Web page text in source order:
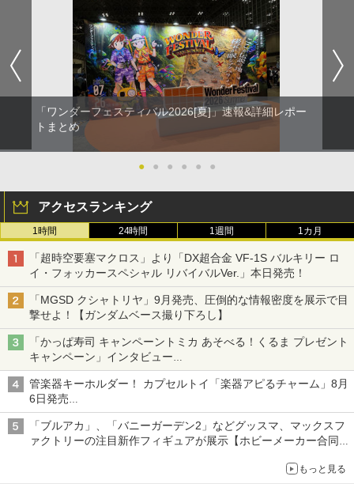
「ワンダーフェスティバル2026[夏]」速報&詳細レポー
トまとめ
● ● ● ● ● ●
アクセスランキング
1時間 24時間 1週間 1カ月
「超時空要塞マクロス」より「DX超合金 VF-1S バルキリー ロ
イ・フォッカースペシャル リバイバルVer.」本日発売！
「MGSD クシャトリヤ」9月発売、圧倒的な情報密度を展示で目
撃せよ！【ガンダムベース撮り下ろし】
「かっぱ寿司 キャンペーントミカ あそべる！くるま プレゼント
キャンペーン」インタビュー
子どもが楽しめるかっぱ寿司ならではの体験とコラボの楽しさを
追求
管楽器キーホルダー！ カプセルトイ「楽器アピるチャーム」8月
6日発売
チューバ、テナサクなど5種各3色
「ブルアカ」、「バニーガーデン2」などグッスマ、マックスフ
ァクトリーの注目新作フィギュアが展示【ホビーメーカー合同展
もっと見る